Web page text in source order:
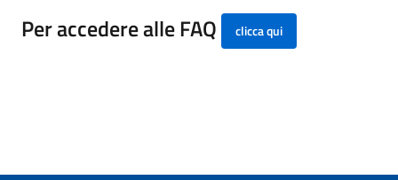
Per accedere alle FAQ clicca qui